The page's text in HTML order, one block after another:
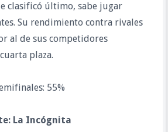
clasificó último, sabe jugar
Su rendimiento contra rivales
al de sus competidores
plaza.
55%
La Incógnita